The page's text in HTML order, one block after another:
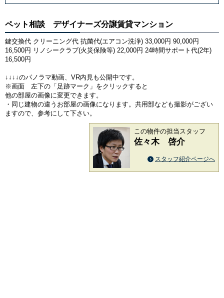
ペット相談 デザイナーズ分譲賃貸マンション
鍵交換代 クリーニング代 抗菌代(エアコン洗浄) 33,000円 90,000円
16,500円 リノシークラブ(火災保険等) 22,000円 24時間サポート代(2年)
16,500円
↓↓↓↓のパノラマ動画、VR内見も公開中です。
※画面 左下の「足跡マーク」をクリックすると
他の部屋の画像に変更できます。
・同じ建物の違うお部屋の画像になります。共用部なども撮影がござい
ますので、参考にして下さい。
この物件の担当スタッフ
佐々木 啓介
スタッフ紹介ページへ